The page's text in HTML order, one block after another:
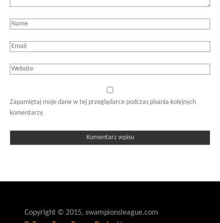
Zapamiętaj moje dane w tej przeglądarce podczas pisania kolejnych
komentarzy.
Copyright © 2015, swampionsleague.com